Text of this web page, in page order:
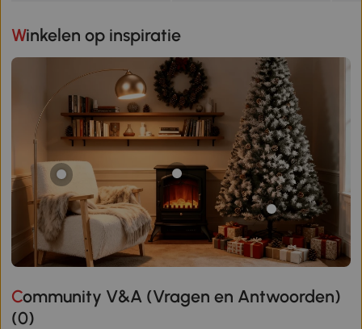
Winkelen op inspiratie
Community V&A (Vragen en Antwoorden)
(0)